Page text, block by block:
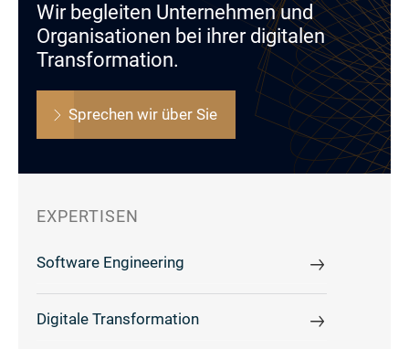
Wir begleiten Unternehmen und
Organisationen bei ihrer digitalen
Transformation.
Sprechen wir über Sie
EXPERTISEN
Software Engineering
Digitale Transformation